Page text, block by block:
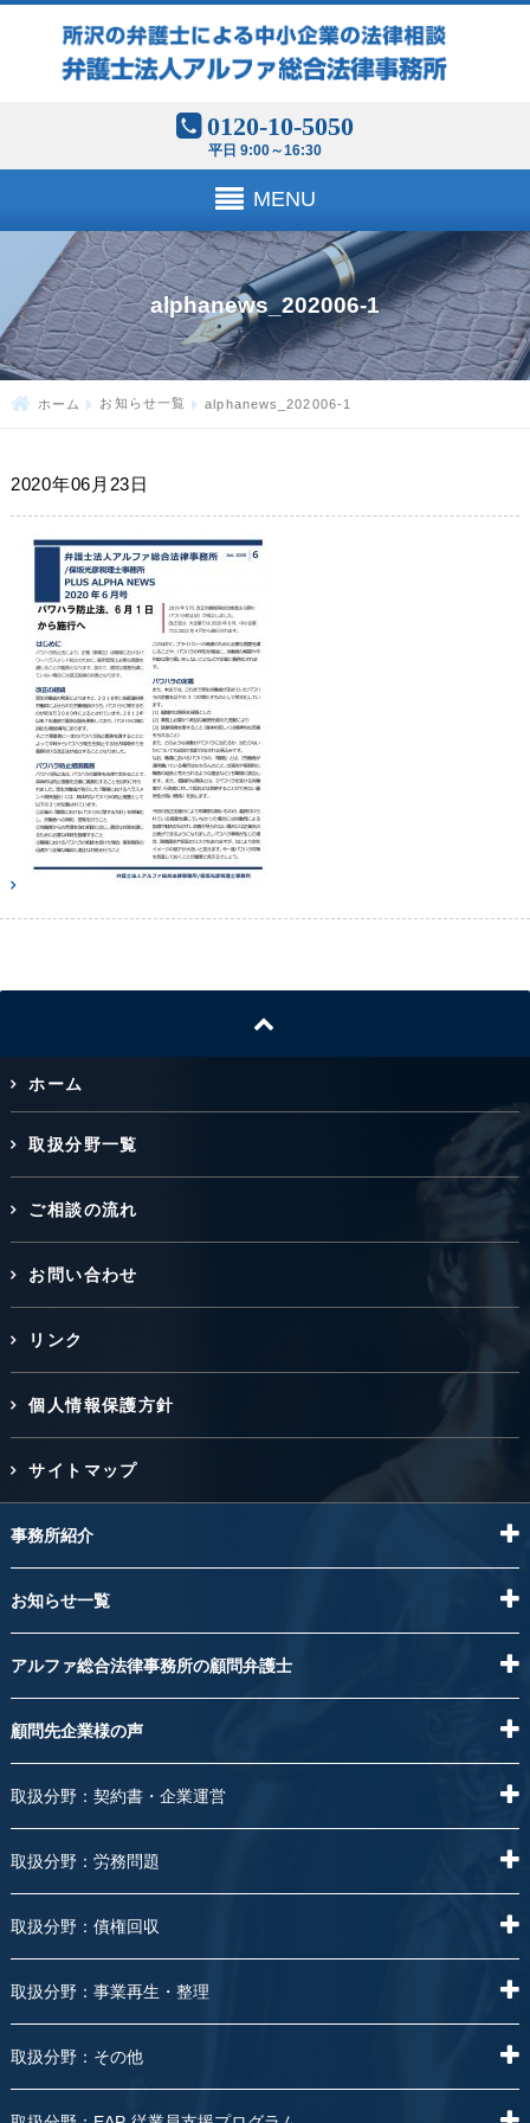
0120-10-5050
平日 9:00～16:30
MENU
alphanews_202006-1
ホーム お知らせ一覧 alphanews_202006-1
2020年06月23日
ホーム
取扱分野一覧
ご相談の流れ
お問い合わせ
リンク
個人情報保護方針
サイトマップ
事務所紹介
お知らせ一覧
アルファ総合法律事務所の顧問弁護士
顧問先企業様の声
取扱分野：契約書・企業運営
取扱分野：労務問題
取扱分野：債権回収
取扱分野：事業再生・整理
取扱分野：その他